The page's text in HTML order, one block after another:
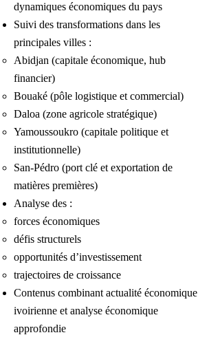
dynamiques économiques du pays
Suivi des transformations dans les
principales villes :
Abidjan (capitale économique, hub
financier)
Bouaké (pôle logistique et commercial)
Daloa (zone agricole stratégique)
Yamoussoukro (capitale politique et
institutionnelle)
San-Pédro (port clé et exportation de
matières premières)
Analyse des :
forces économiques
défis structurels
opportunités d’investissement
trajectoires de croissance
Contenus combinant actualité économique
ivoirienne et analyse économique
approfondie